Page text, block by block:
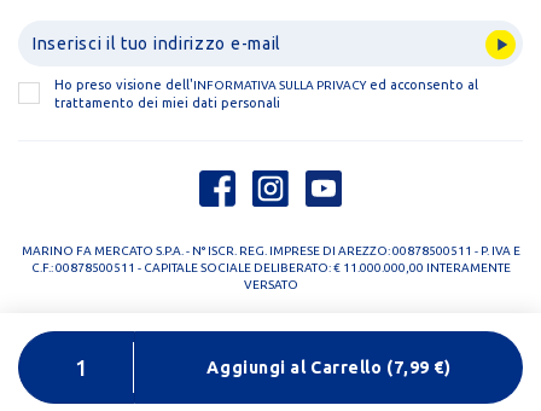
Aggiungi al Carrello (7,99 €)
Ho preso visione dell'INFORMATIVA SULLA PRIVACYed acconsento al
trattamento dei miei dati personali
MARINO FA MERCATO S.P.A. - N° ISCR. REG. IMPRESE DI AREZZO: 00878500511 - P. IVA E
C.F.: 00878500511 - CAPITALE SOCIALE DELIBERATO: € 11.000.000,00 INTERAMENTE
VERSATO
PRIVACY POLICY
COOKIE POLICY